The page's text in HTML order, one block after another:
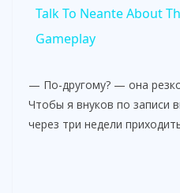
Talk To Neante About
Gameplay
— По-другому? — она
Чтобы я внуков по записи
через три недели